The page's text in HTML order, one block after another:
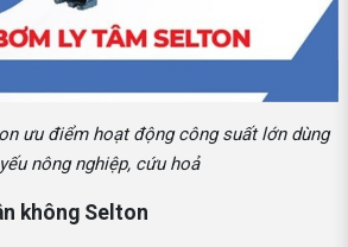
ưu điểm hoạt động công suất lớn dùng
nông nghiệp, cứu hoả
không Selton